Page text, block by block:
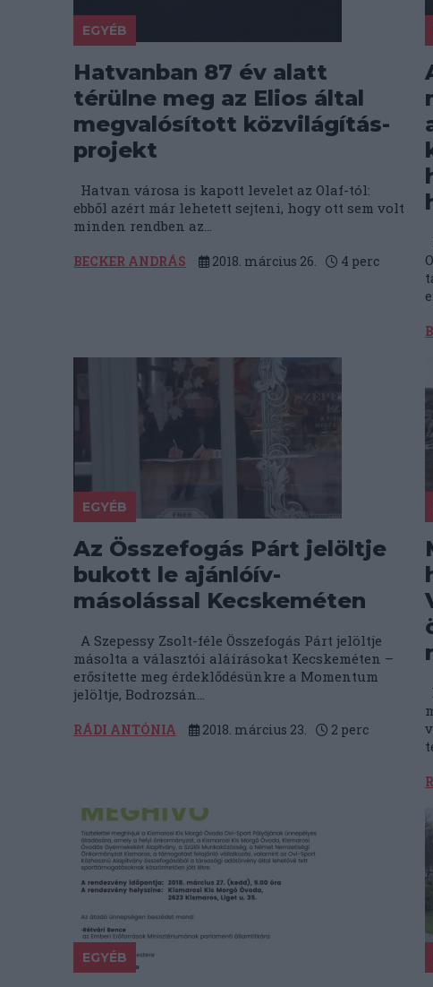
EGYÉB
Hatvanban 87 év alatt
térülne meg az Elios által
megvalósított közvilágítás-
projekt
Hatvan városa is kapott levelet az Olaf-tól:
ebből azért már lehetett sejteni, hogy ott sem volt
minden rendben az...
BECKER ANDRÁS 2018. március 26. 4 perc
EGYÉB
Az Összefogás Párt jelöltje
bukott le ajánlóív-
másolással Kecskeméten
A Szepessy Zsolt-féle Összefogás Párt jelöltje
másolta a választói aláírásokat Kecskeméten –
erősítette meg érdeklődésünkre a Momentum
jelöltje, Bodrozsán...
RÁDI ANTÓNIA 2018. március 23. 2 perc
EGYÉB